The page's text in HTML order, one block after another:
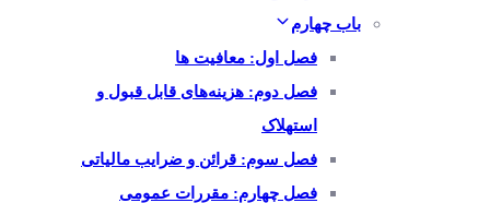
باب چهارم
فصل اول: معافیت ها
فصل دوم: هزینه‌های قابل قبول و
استهلاک
فصل سوم: قرائن و ضرایب مالیاتی
فصل چهارم: مقررات عمومی